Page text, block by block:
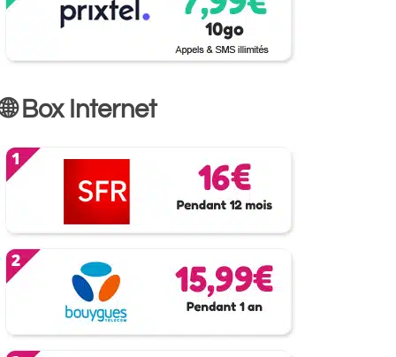
🌐 Box Internet